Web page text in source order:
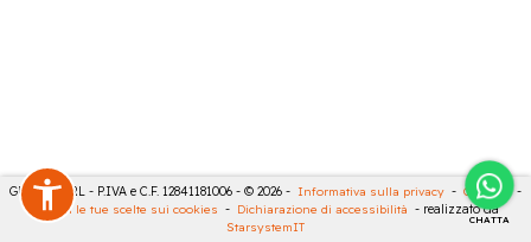
CHATTA
GECO 14 SRL - P.IVA e C.F. 12841181006 - © 2026 - Informativa sulla privacy - Cookies
-
Rivedi le tue scelte sui cookies - Dichiarazione di accessibilità - realizzato da
StarsystemIT